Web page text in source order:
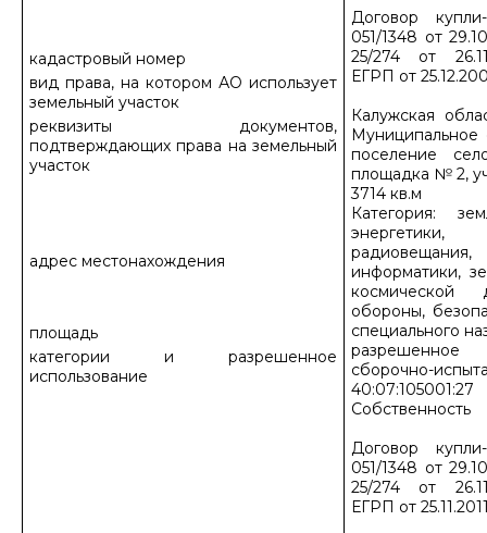
кадастровый номер
вид права, на котором АО использует
земельный участок
реквизиты документов,
подтверждающих права на земельный
участок
адрес местонахождения
площадь
категории и разрешенное
использование
Договор
051/1348 от
25/274 от
ЕГРП от
Калужская
Муниципальное
поселение
площадка № 2,
3714 кв.м
Категория:
энергетики,
информатики,
космической
обороны,
специального
разрешенное
сборочно-
40:07:105001:27
Собственность
Договор
051/1348 от
25/274 от
ЕГРП от